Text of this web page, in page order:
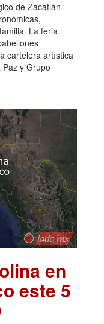
de Zacatlán
La feria
cartelera artística
Paz y Grupo
en
este 5